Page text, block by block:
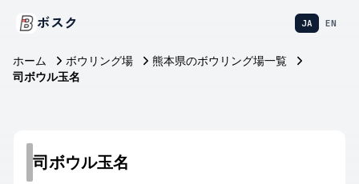
ボスク JA EN
ホーム ボウリング場
熊本県のボウリング場一覧
司ボウル玉名
司ボウル玉名